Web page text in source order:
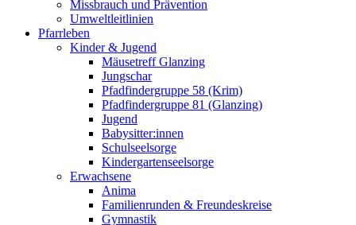
Missbrauch und Prävention
Umweltleitlinien
Pfarrleben
Kinder & Jugend
Mäusetreff Glanzing
Jungschar
Pfadfindergruppe 58 (Krim)
Pfadfindergruppe 81 (Glanzing)
Jugend
Babysitter:innen
Schulseelsorge
Kindergartenseelsorge
Erwachsene
Anima
Familienrunden & Freundeskreise
Gymnastik